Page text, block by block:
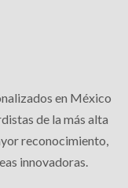
en México
de la más alta
reconocimiento,
innovadoras.